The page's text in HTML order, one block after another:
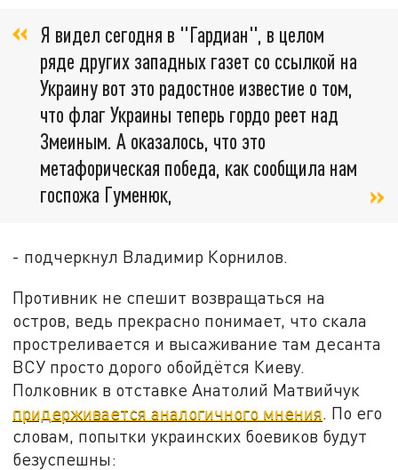
Я видел сегодня в "Гардиан", в целом
ряде других западных газет со ссылкой на
Украину вот это радостное известие о том,
что флаг Украины теперь гордо реет над
Змеиным. А оказалось, что это
метафорическая победа, как сообщила нам
госпожа Гуменюк,
- подчеркнул Владимир Корнилов.
Противник не спешит возвращаться на
остров, ведь прекрасно понимает, что скала
простреливается и высаживание там десанта
ВСУ просто дорого обойдётся Киеву.
Полковник в отставке Анатолий Матвийчук
придерживается аналогичного мнения. По его
словам, попытки украинских боевиков будут
безуспешны: